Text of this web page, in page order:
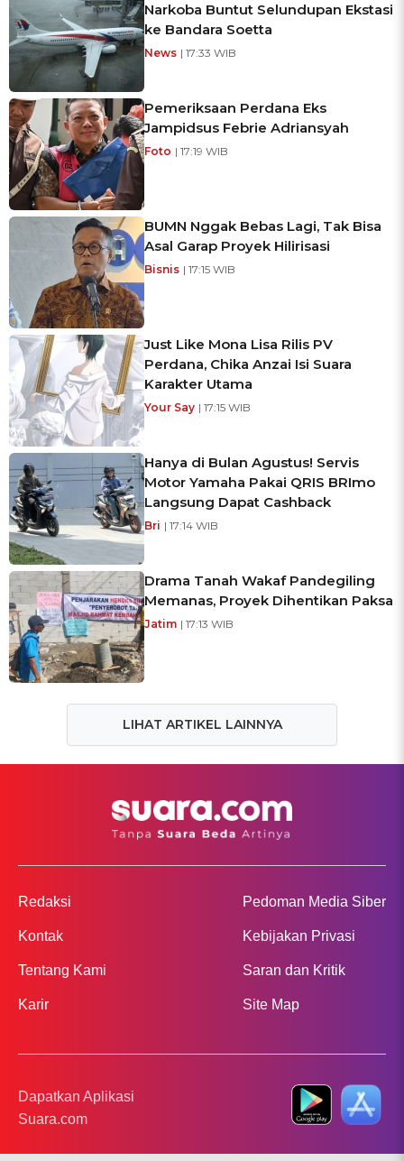
Narkoba Buntut Selundupan Ekstasi
ke Bandara Soetta
News | 17:33 WIB
Pemeriksaan Perdana Eks
Jampidsus Febrie Adriansyah
Foto | 17:19 WIB
BUMN Nggak Bebas Lagi, Tak Bisa
Asal Garap Proyek Hilirisasi
Bisnis | 17:15 WIB
Just Like Mona Lisa Rilis PV
Perdana, Chika Anzai Isi Suara
Karakter Utama
Your Say | 17:15 WIB
Hanya di Bulan Agustus! Servis
Motor Yamaha Pakai QRIS BRImo
Langsung Dapat Cashback
Bri | 17:14 WIB
Drama Tanah Wakaf Pandegiling
Memanas, Proyek Dihentikan Paksa
Jatim | 17:13 WIB
LIHAT ARTIKEL LAINNYA
Redaksi
Kontak
Tentang Kami
Karir
Pedoman Media Siber
Kebijakan Privasi
Saran dan Kritik
Site Map
Dapatkan Aplikasi
Suara.com